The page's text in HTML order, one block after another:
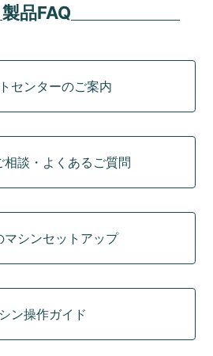
製品FAQ
センターのご案内
相談・よくあるご質問
マシンセットアップ
ン操作ガイド